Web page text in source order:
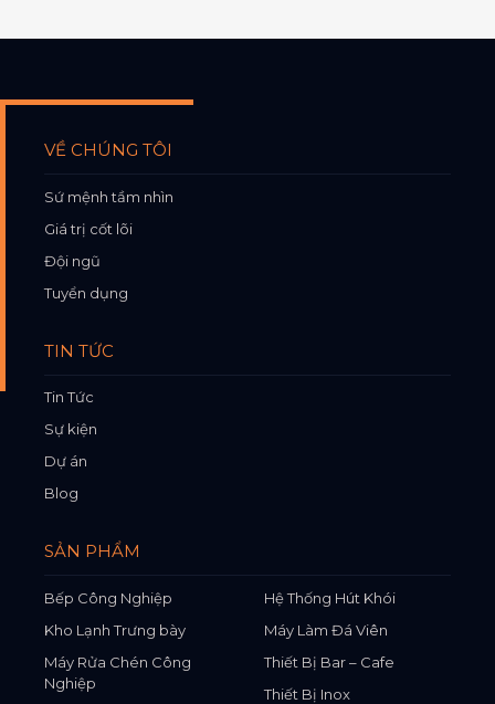
VỀ CHÚNG TÔI
Sứ mệnh tầm nhìn
Giá trị cốt lõi
Đội ngũ
Tuyển dụng
TIN TỨC
Tin Tức
Sự kiện
Dự án
Blog
SẢN PHẨM
Bếp Công Nghiệp
Hệ Thống Hút Khói
Kho Lạnh Trưng bày
Máy Làm Đá Viên
Máy Rửa Chén Công
Nghiệp
Thiết Bị Bar – Cafe
Thiết Bị Inox